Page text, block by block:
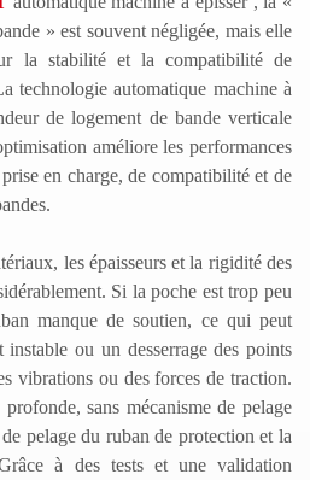
» est souvent négligée, mais elle
la stabilité et la compatibilité de
technologie automatique machine à
de logement de bande verticale
améliore les performances
en charge, de compatibilité et de
les épaisseurs et la rigidité des
Si la poche est trop peu
manque de soutien, ce qui peut
ou un desserrage des points
vibrations ou des forces de traction.
sans mécanisme de pelage
pelage du ruban de protection et la
à des tests et une validation